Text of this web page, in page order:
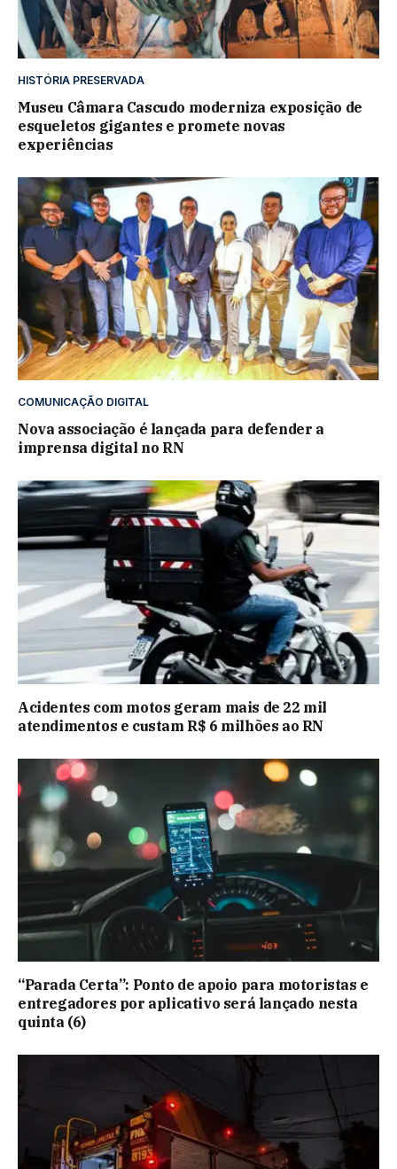
HISTÓRIA PRESERVADA
Museu Câmara Cascudo moderniza exposição de
esqueletos gigantes e promete novas
experiências
COMUNICAÇÃO DIGITAL
Nova associação é lançada para defender a
imprensa digital no RN
Acidentes com motos geram mais de 22 mil
atendimentos e custam R$ 6 milhões ao RN
“Parada Certa”: Ponto de apoio para motoristas e
entregadores por aplicativo será lançado nesta
quinta (6)